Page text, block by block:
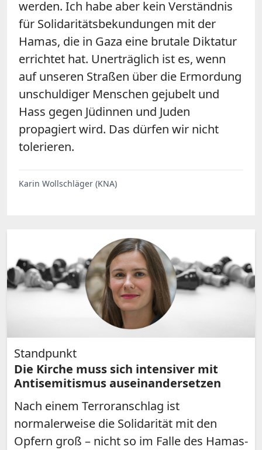
werden. Ich habe aber kein Verständnis
für Solidaritätsbekundungen mit der
Hamas, die in Gaza eine brutale Diktatur
errichtet hat. Unerträglich ist es, wenn
auf unseren Straßen über die Ermordung
unschuldiger Menschen gejubelt und
Hass gegen Jüdinnen und Juden
propagiert wird. Das dürfen wir nicht
tolerieren.
Karin Wollschläger (KNA)
Standpunkt
Die Kirche muss sich intensiver mit
Antisemitismus auseinandersetzen
Nach einem Terroranschlag ist
normalerweise die Solidarität mit den
Opfern groß – nicht so im Falle des Hamas-